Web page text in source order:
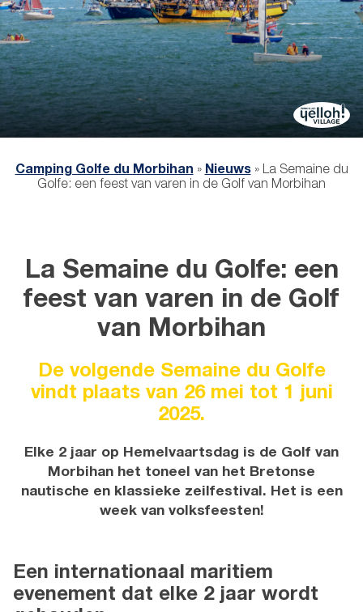
Camping Golfe du Morbihan » Nieuws» La Semaine du
Golfe: een feest van varen in de Golf van Morbihan
La Semaine du Golfe: een
feest van varen in de Golf
van Morbihan
De volgende Semaine du Golfe
vindt plaats van 26 mei tot 1 juni
2025.
Elke 2 jaar op Hemelvaartsdag is de Golf van
Morbihan het toneel van het Bretonse
nautische en klassieke zeilfestival. Het is een
week van volksfeesten!
Een internationaal maritiem
evenement dat elke 2 jaar wordt